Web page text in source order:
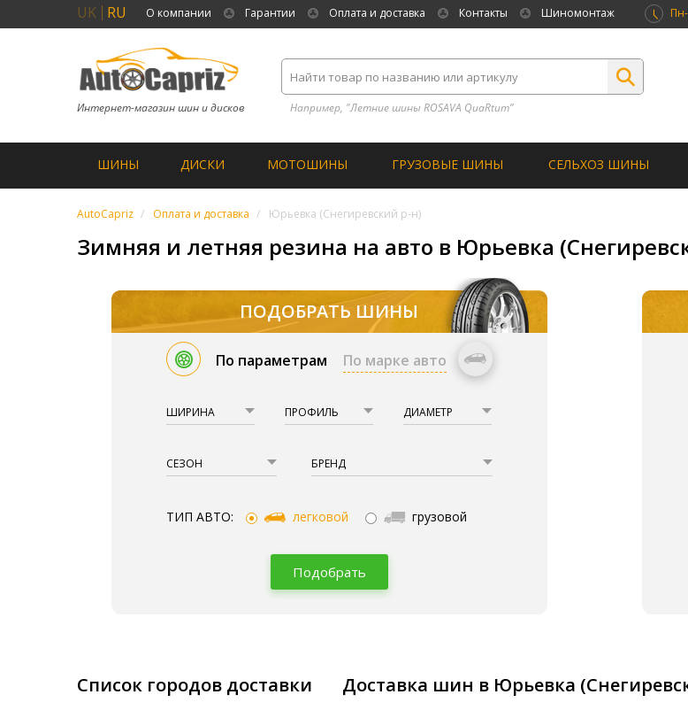
UK RU О компании Гарантии Оплата и доставка Контакты Шиномонтаж
Интернет-магазин шин и дисков Например, "Летние шины ROSAVA QuaRtum”
ШИНЫ ДИСКИ МОТОШИНЫ ГРУЗОВЫЕ ШИНЫ СЕЛЬХОЗ ШИНЫ
AutoCapriz Оплата и доставка Юрьевка (Снегиревский р-н)
Зимняя и летняя резина на авто в Юрьевка
ПОДОБРАТЬ ШИНЫ
По параметрам По марке авто
ШИРИНА ПРОФИЛЬ ДИАМЕТР
СЕЗОН БРЕНД
ТИП АВТО: легковой грузовой
Подобрать
Доставка шин в Юрьевка
Список городов доставки